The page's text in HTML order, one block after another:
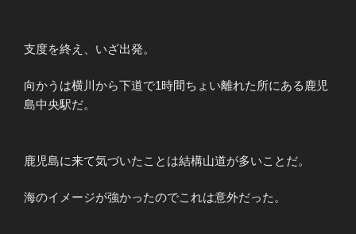
支度を終え、いざ出発。
向かうは横川から下道で1時間ちょい離れた所にある鹿児
島中央駅だ。
鹿児島に来て気づいたことは結構山道が多いことだ。
海のイメージが強かったのでこれは意外だった。